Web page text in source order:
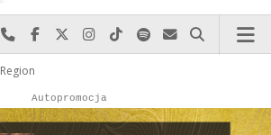
Najlepiej po prostu do nas zadzwoń
Odwiedź nas na Facebook-u
Odwiedź nas na X
Odwiedź nas na Instagram-ie
Odwiedź nas na TikTok-u
Szukaj nas na Spotify
Wyślij do nas
Szukaj
Region
Reklama
Autopromocja